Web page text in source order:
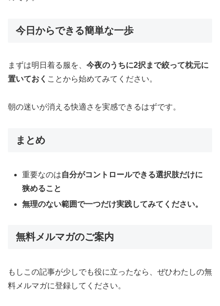
今日からできる簡単な一歩
まずは明日着る服を、 今夜のうちに2択まで絞って枕元に
置いておく ことから始めてみてください。
朝の迷いが消える快適さを実感できるはずです。
まとめ
重要なのは自分がコントロールできる選択肢だけに
狭めること
無理のない範囲で一つだけ実践してみてください。
無料メルマガのご案内
もしこの記事が少しでも役に立ったなら、ぜひわたしの無
料メルマガに登録してください。